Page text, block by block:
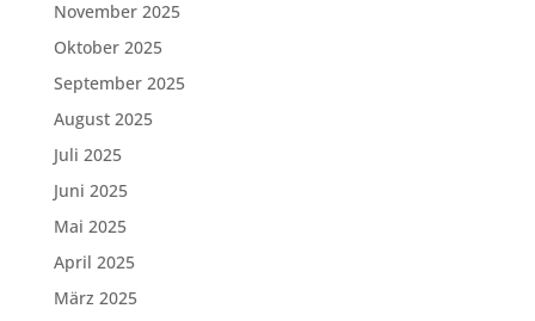
November 2025
Oktober 2025
September 2025
August 2025
Juli 2025
Juni 2025
Mai 2025
April 2025
März 2025